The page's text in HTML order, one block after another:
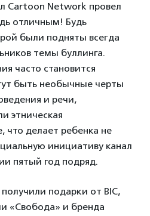
Cartoon Network провел
отличным! Будь
были подняты всегда
темы буллинга.
часто становится
быть необычные черты
и речи,
этническая
что делает ребенка не
инициативу канал
пятый год подряд.
подарки от BIC,
«Свобода» и бренда